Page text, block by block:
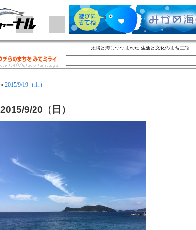
太陽と海につつまれた 生活と文化のまち三
« 2015/9/19（土）
2015/9/20（日）